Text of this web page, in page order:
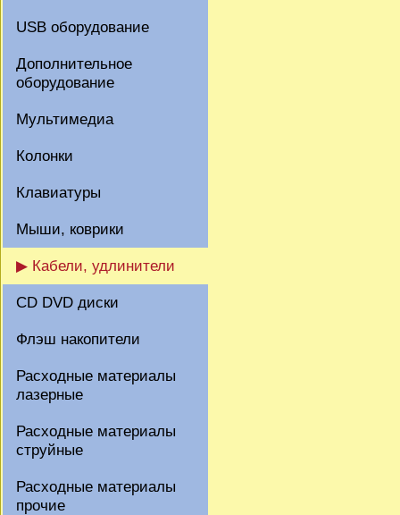
USB оборудование
Дополнительное
оборудование
Мультимедиа
Колонки
Клавиатуры
Мыши, коврики
▶ Кабели, удлинители
CD DVD диски
Флэш накопители
Расходные материалы
лазерные
Расходные материалы
струйные
Расходные материалы
прочие